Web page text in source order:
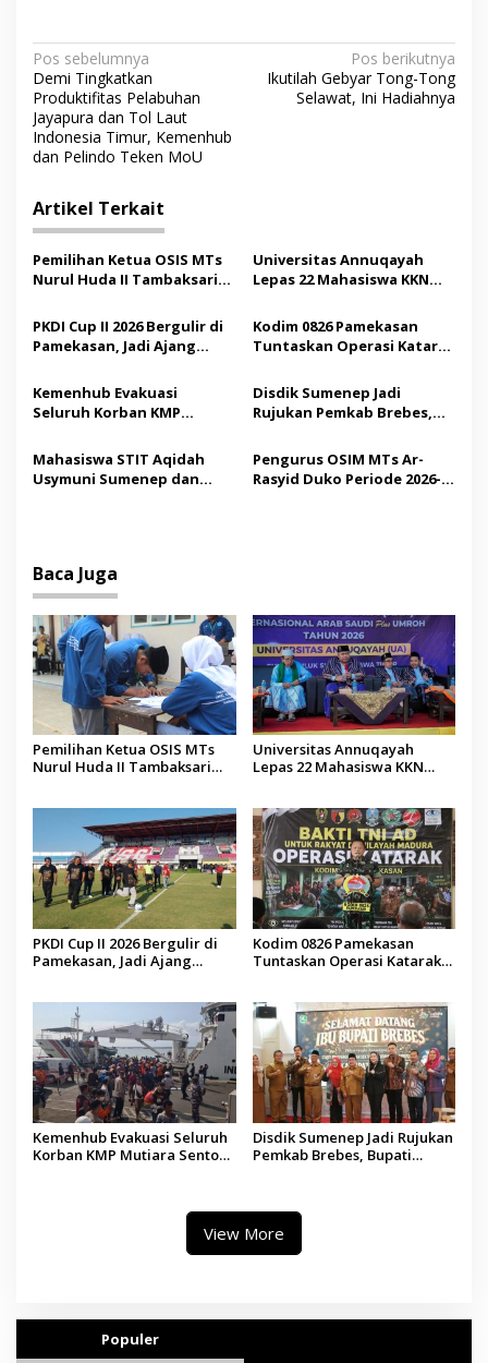
N
a
v
i
a
s
i
o
Pos sebelumnya
Demi Tingkatkan
Produktifitas Pelabuhan
Jayapura dan Tol Laut
Indonesia Timur, Kemenhub
dan Pelindo Teken MoU
Pos berikutnya
Ikutilah Gebyar Tong-Tong
Selawat, Ini Hadiahnya
Artikel Terkait
Pemilihan Ketua OSIS MTs
Nurul Huda II Tambaksari
Demokrasi bagi Siswa
Universitas Annuqayah
Lepas 22 Mahasiswa KKN
Saudi
PKDI Cup II 2026 Bergulir di
Pamekasan, Jadi Ajang
Madura
Kodim 0826 Pamekasan
Tuntaskan Operasi Katarak
Tindakan Medis
Kemenhub Evakuasi
Seluruh Korban KMP
Operator Diaudit
Disdik Sumenep Jadi
Rujukan Pemkab Brebes,
Pendidikan Berbasis
Budaya
Mahasiswa STIT Aqidah
Usymuni Sumenep dan
Pengurus OSIM MTs Ar-
Rasyid Duko Periode 2026-
Baca Juga
Pemilihan Ketua OSIS MTs
Nurul Huda II Tambaksari
Universitas Annuqayah
Lepas 22 Mahasiswa KKN
PKDI Cup II 2026 Bergulir di
Pamekasan, Jadi Ajang
Kodim 0826 Pamekasan
Tuntaskan Operasi Katarak
Kemenhub Evakuasi Seluruh
Korban KMP Mutiara Sentosa
Disdik Sumenep Jadi Rujukan
Pemkab Brebes, Bupati
View More
Populer